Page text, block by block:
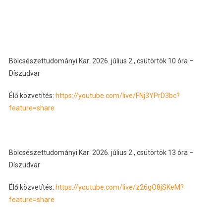
Bölcsészettudományi Kar: 2026. július 2., csütörtök 10 óra –
Díszudvar
Élő közvetítés: https://youtube.com/live/FNj3YPrD3bc?
feature=share
Bölcsészettudományi Kar: 2026. július 2., csütörtök 13 óra –
Díszudvar
Élő közvetítés: https://youtube.com/live/z26gO8jSKeM?
feature=share